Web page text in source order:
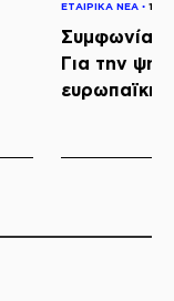
ΕΤΑΙΡΙΚΑ ΝΕΑ ◦
Συμφωνία
Για την